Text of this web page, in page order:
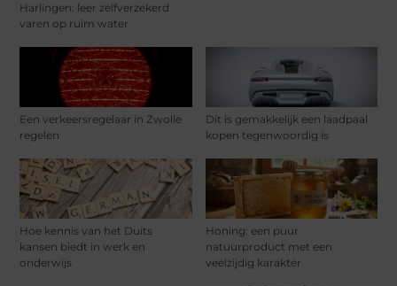
Harlingen: leer zelfverzekerd
varen op ruim water
Een verkeersregelaar in Zwolle
regelen
Dit is gemakkelijk een laadpaal
kopen tegenwoordig is
Hoe kennis van het Duits
kansen biedt in werk en
onderwijs
Honing: een puur
natuurproduct met een
veelzijdig karakter